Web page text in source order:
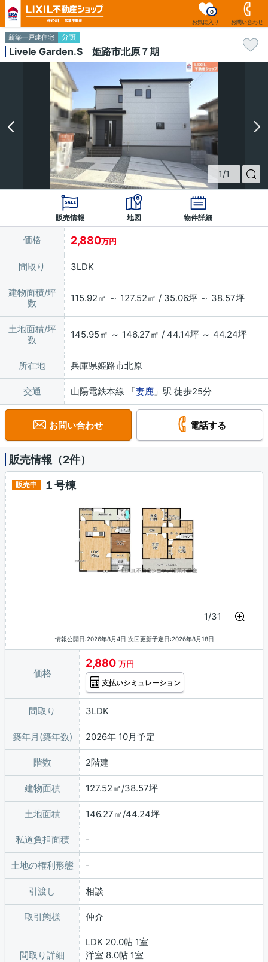
お気に入り
0
お問い合わせ
新築一戸建住宅 分譲
Livele Garden.S 姫路市北原７期
1/1
販売情報 地図 物件詳細
価格 2,880万円
間取り 3LDK
建物面積/坪
数
115.92㎡ ～ 127.52㎡ / 35.06坪 ～ 38.57坪
土地面積/坪
数
145.95㎡ ～ 146.27㎡ / 44.14坪 ～ 44.24坪
所在地 兵庫県姫路市北原
交通 山陽電鉄本線 「妻鹿 」駅 徒歩25分
お問い合わせ 電話する
販売情報（2件）
販売中 １号棟
1/31
情報公開日:2026年8月4日 次回更新予定日:2026年8月18日
価格
2,880 万円
支払いシミュレーション
間取り 3LDK
築年月(築年数) 2026年 10月予定
階数 2階建
建物面積 127.52㎡/38.57坪
土地面積 146.27㎡/44.24坪
私道負担面積
土地の権利形態
引渡し 相談
取引態様 仲介
間取り詳細
LDK 20.0帖 1室
洋室 8.0帖 1室